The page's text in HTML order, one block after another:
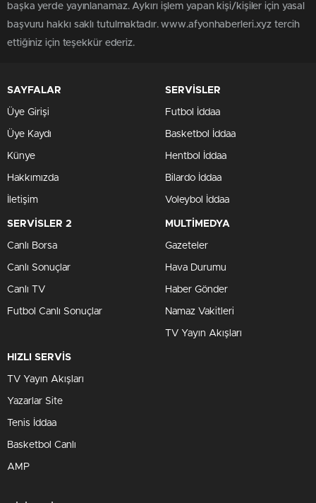
başka yerde yayınlanamaz. Aykırı işlem yapan kişi/kişiler için yasal
başvuru hakkı saklı tutulmaktadır. www.afyonhaberleri.xyz tercih
ettiğiniz için teşekkür ederiz.
SAYFALAR
Üye Girişi
Üye Kaydı
Künye
Hakkımızda
İletişim
SERVİSLER
Futbol İddaa
Basketbol İddaa
Hentbol İddaa
Bilardo İddaa
Voleybol İddaa
SERVİSLER 2
Canlı Borsa
Canlı Sonuçlar
Canlı TV
Futbol Canlı Sonuçlar
MULTİMEDYA
Gazeteler
Hava Durumu
Haber Gönder
Namaz Vakitleri
TV Yayın Akışları
HIZLI SERVİS
TV Yayın Akışları
Yazarlar Site
Tenis İddaa
Basketbol Canlı
AMP